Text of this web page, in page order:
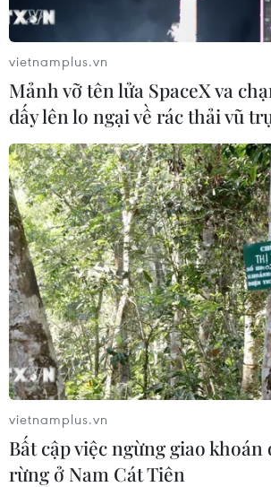
vietnamplus.vn
Mảnh vỡ tên lửa SpaceX va
dấy lên lo ngại về rác thải vũ
vietnamplus.vn
Bất cập việc ngừng giao khoán
rừng ở Nam Cát Tiên